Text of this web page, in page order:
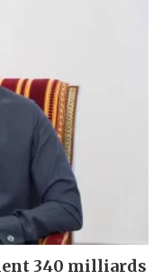
340 milliards